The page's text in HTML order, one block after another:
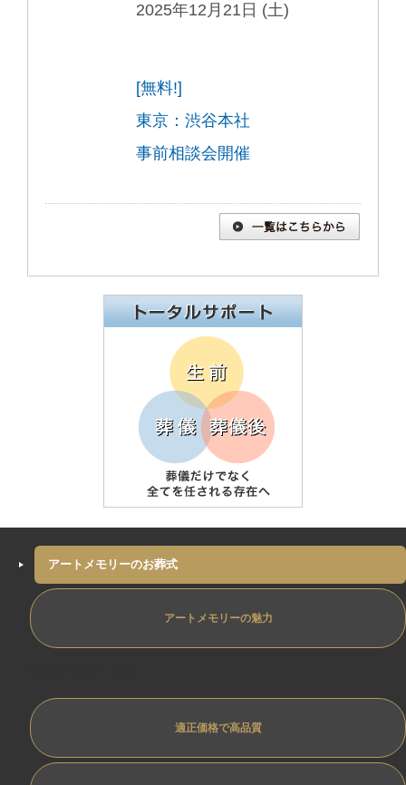
2025年12月21日 (土)
[無料!]
東京：渋谷本社
事前相談会開催
アートメモリーのお葬式
アートメモリーの魅力
適正価格で高品質